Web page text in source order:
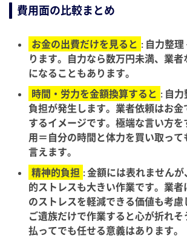
費用面の比較まとめ
お金の出費だけを見ると : 自力整理
ります。自力なら数万円未満、業
になることもあります。
時間・労力を金額換算すると : 自
負担が発生します。業者依頼はお金
するイメージです。極端な言い方を
用＝自分の時間と体力を買い取って
言えます。
精神的負担 : 金額には表れません
的ストレスも大きい作業です。業者
のストレスを軽減できる価値も考慮
ご遺族だけで作業すると心が折れそ
払ってでも任せる意義はあります。